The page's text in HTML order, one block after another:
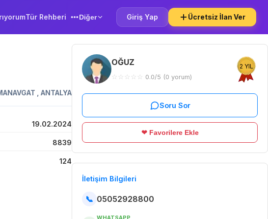
Tür Rehberi Diğer Giriş Yap Ücretsiz İlan Ver
ANTALYA
19.02.2024
8839
124
OĞUZ
☆ ☆ ☆ ☆ ☆ 0.0/5 (0 yorum)
2 YIL
Soru Sor
❤ Favorilere Ekle
İletişim Bilgileri
📞 05052928800
WHATSAPP